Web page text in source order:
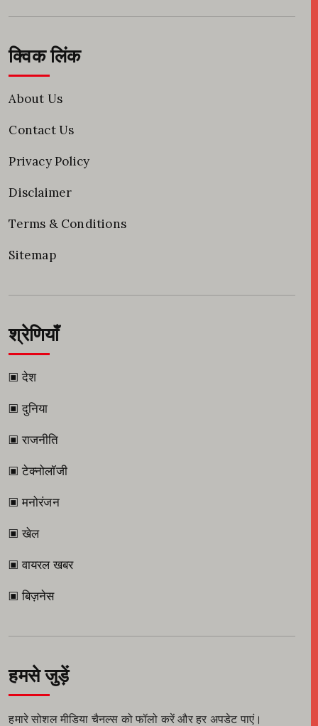
क्विक लिंक
About Us
Contact Us
Privacy Policy
Disclaimer
Terms & Conditions
Sitemap
श्रेणियाँ
▣ देश
▣ दुनिया
▣ राजनीति
▣ टेक्नोलॉजी
▣ मनोरंजन
▣ खेल
▣ वायरल खबर
▣ बिज़नेस
हमसे जुड़ें
हमारे सोशल मीडिया चैनल्स को फॉलो करें और हर अपडेट पाएं।